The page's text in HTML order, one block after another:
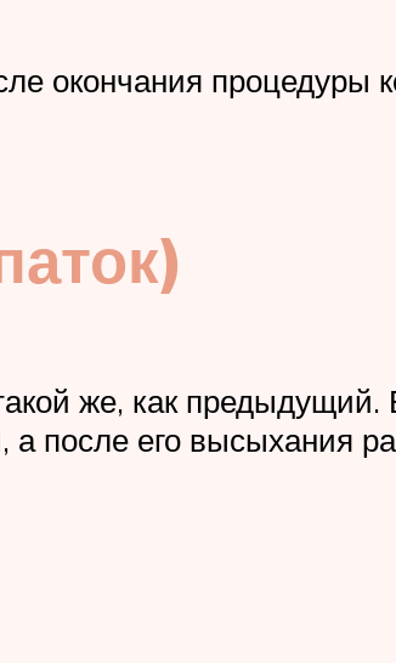
окончания процедуры
же, как
после его высыхания